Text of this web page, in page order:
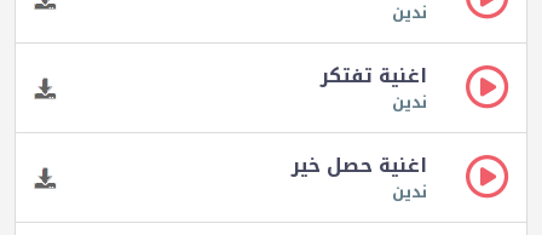
ندين
اغنية تفتكر
ندين
اغنية حصل خير
ندين